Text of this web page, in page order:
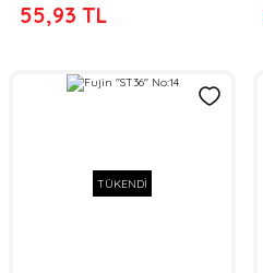
55,93 TL
TÜKENDİ